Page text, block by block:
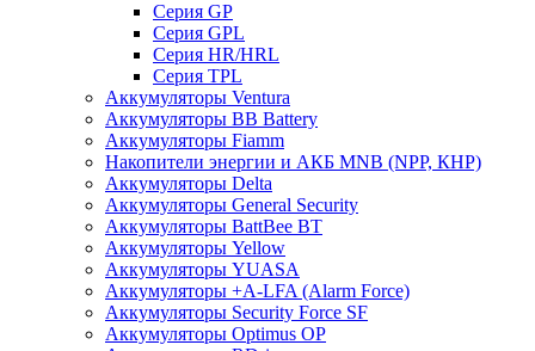
Cерия GP
Серия GPL
Серия HR/HRL
Серия TPL
Аккумуляторы Ventura
Аккумуляторы BB Battery
Аккумуляторы Fiamm
Накопители энергии и АКБ MNB (NPP, КНР)
Аккумуляторы Delta
Аккумуляторы General Security
Аккумуляторы BattBee BT
Аккумуляторы Yellow
Аккумуляторы YUASA
Аккумуляторы +A-LFA (Alarm Force)
Аккумуляторы Security Force SF
Аккумуляторы Optimus OP